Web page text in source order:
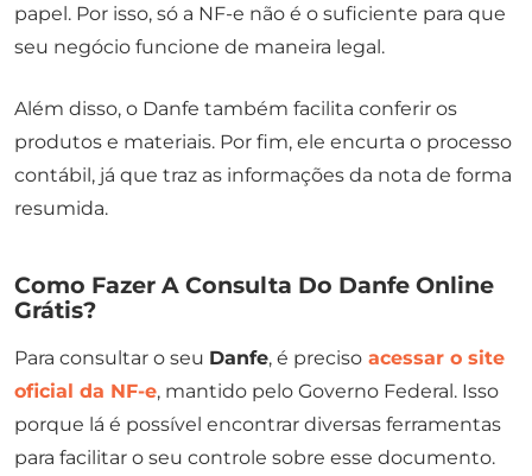
papel. Por isso, só a NF-e não é o suficiente para que
seu negócio funcione de maneira legal.
Além disso, o Danfe também facilita conferir os
produtos e materiais. Por fim, ele encurta o processo
contábil, já que traz as informações da nota de forma
resumida.
Como Fazer A Consulta Do Danfe Online
Grátis?
Para consultar o seu Danfe, é preciso acessar o site
oficial da NF-e, mantido pelo Governo Federal. Isso
porque lá é possível encontrar diversas ferramentas
para facilitar o seu controle sobre esse documento.